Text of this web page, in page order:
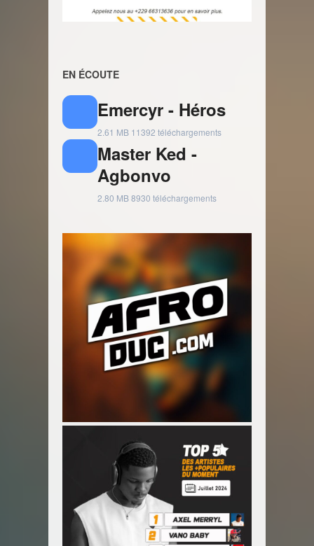
EN ÉCOUTE
Emercyr - Héros
2.61 MB 11392 téléchargements
Master Ked -
Agbonvo
2.80 MB8930 téléchargements